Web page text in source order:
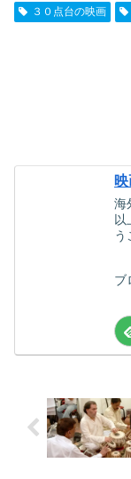
３０点台の映画
海
以
う
ブ